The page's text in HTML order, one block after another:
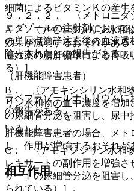
細菌によるビタミンＫの産生
A． 〈アモキシシリン水和
効果が減弱するおそれがあ
避妊薬の腸肝循環による再
る）］。
B． 〈アモキシシリン水和
リン水和物の血中濃度を増
の尿細管分泌を阻害し、尿中
いる）］。
C． 〈アモキシシリン水和
レキサートの副作用を増強
サートの尿細管分泌を阻害し
られている）］。
９．２．２． 〈メトロニダ
ニダゾールの注射剤において
の単回点滴静注直後の血液
除去されたとの報告がある。
（肝機能障害患者）
ラベプラゾールナトリウム
の報告がある。
肝機能障害患者の場合、メ
し、作用が増強するおそれが
相互作用